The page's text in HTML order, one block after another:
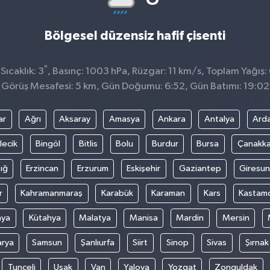
Bölgesel düzensiz hafif çisenti
3° , Basınç: 1003 hPa, Rüzgar: 11 km/s, Toplam
Görüş Mesafesi: 5 km, Gün Doğumu: 6:52, Gün Batımı: 19:02
Ağrı Aksaray Amasya Ankara Antalya
Bingöl Bitlis Bolu Burdur Bursa
Erzincan Erzurum Eskişehir Gaziantep Giresun
Kahramanmaraş Karabük Karaman Kars
Kütahya Malatya Manisa Mardin Mersin
Samsun Şanlıurfa Siirt Sinop Sivas Şırnak
Tunceli Uşak Van Yalova Yozgat Zonguldak